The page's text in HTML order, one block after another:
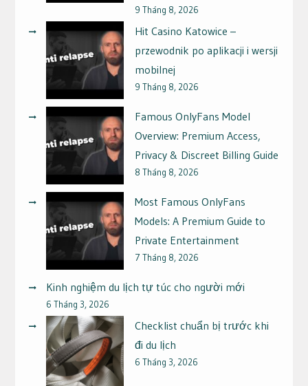
9 Tháng 8, 2026
Hit Casino Katowice –
przewodnik po aplikacji i wersji
mobilnej
9 Tháng 8, 2026
Famous OnlyFans Model
Overview: Premium Access,
Privacy & Discreet Billing Guide
8 Tháng 8, 2026
Most Famous OnlyFans
Models: A Premium Guide to
Private Entertainment
7 Tháng 8, 2026
Kinh nghiệm du lịch tự túc cho người mới
6 Tháng 3, 2026
Checklist chuẩn bị trước khi
đi du lịch
6 Tháng 3, 2026